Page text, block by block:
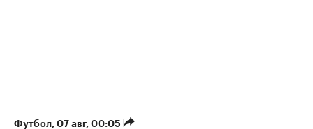
Футбол 07 авг, 00:05